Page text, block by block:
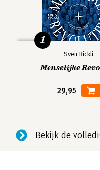
Sven Rickli
Menselijke
29,95
1
Bekijk de